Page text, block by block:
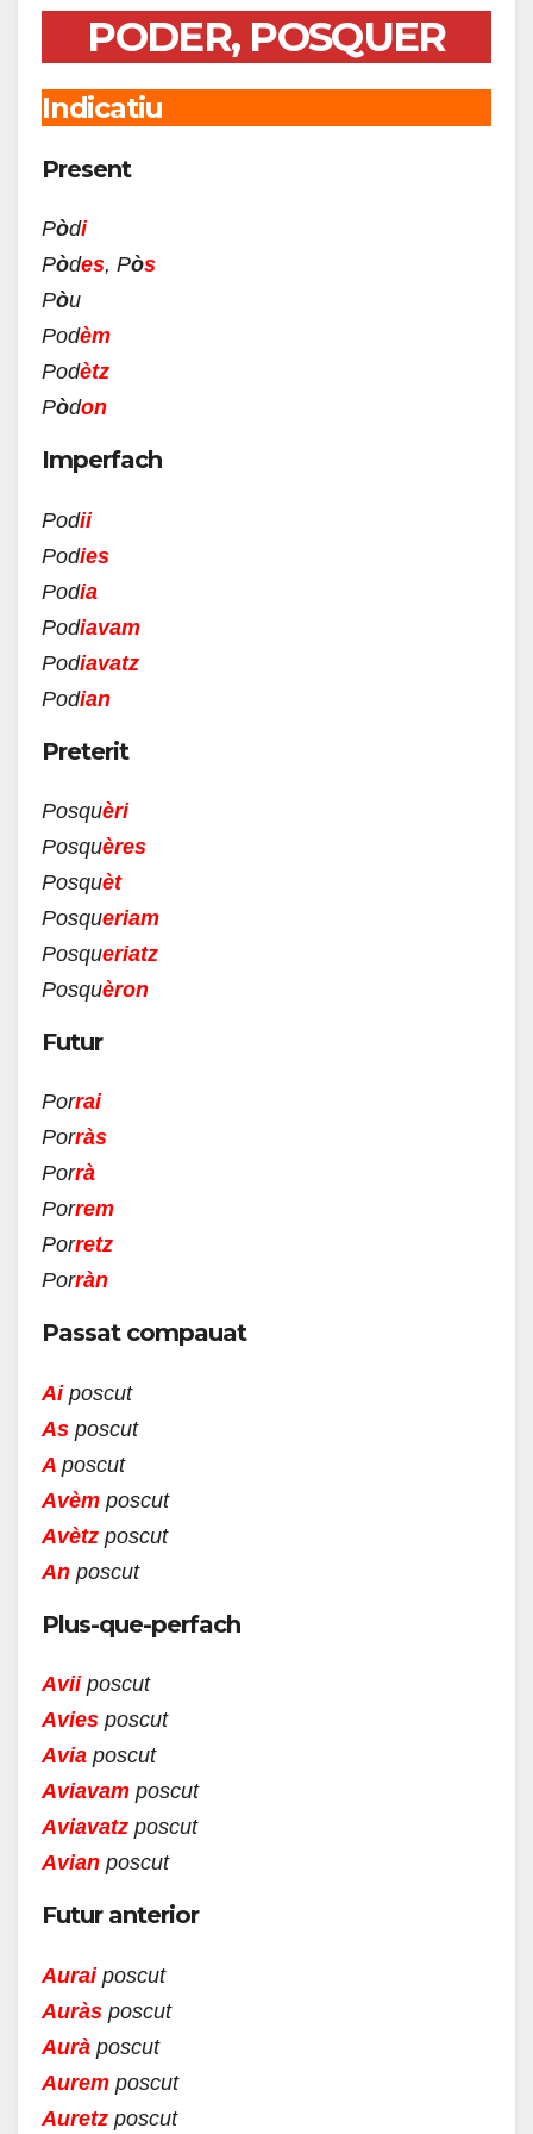
PODER, POSQUER
Indicatiu
Present
Pòdi
Pòdes, Pòs
Pòu
Podèm
Podètz
Pòdon
Imperfach
Podii
Podies
Podia
Podiavam
Podiavatz
Podian
Preterit
Posquèri
Posquères
Posquèt
Posqueriam
Posqueriatz
Posquèron
Futur
Porrai
Porràs
Porrà
Porrem
Porretz
Porràn
Passat compauat
Ai poscut
As poscut
A poscut
Avèm poscut
Avètz poscut
An poscut
Plus-que-perfach
Avii poscut
Avies poscut
Avia poscut
Aviavam poscut
Aviavatz poscut
Avian poscut
Futur anterior
Aurai poscut
Auràs poscut
Aurà poscut
Aurem poscut
Auretz poscut